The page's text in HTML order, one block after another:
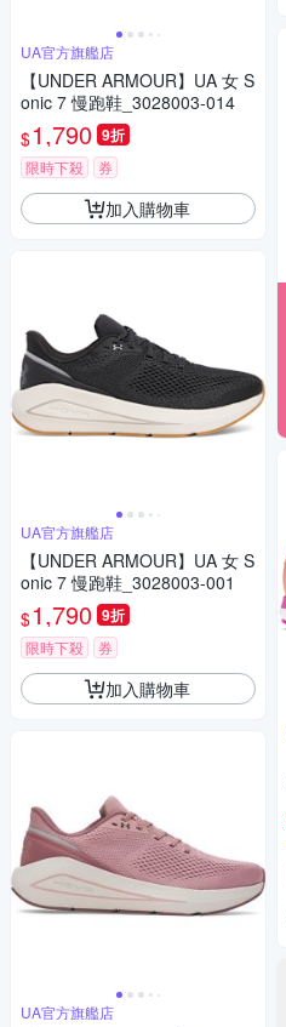
UA官方旗艦店
【UNDER ARMOUR】UA 女 S
onic 7 慢跑鞋_3028003-014
$1,790 9折
限時下殺 券
加入購物車
UA官方旗艦店
【UNDER ARMOUR】UA 女 S
onic 7 慢跑鞋_3028003-001
$1,790 9折
限時下殺 券
加入購物車
UA官方旗艦店